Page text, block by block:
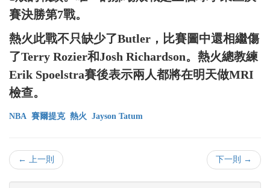
賽決勝第7戰。
熱火此戰不只缺少了Butler，比賽圖中還相繼傷
了Terry Rozier和Josh Richardson。熱火總教練
Erik Spoelstra賽後表示兩人都將在明天做MRI
檢查。
NBA 賽爾提克 熱火 Jayson Tatum
← 上一則 下一則 →